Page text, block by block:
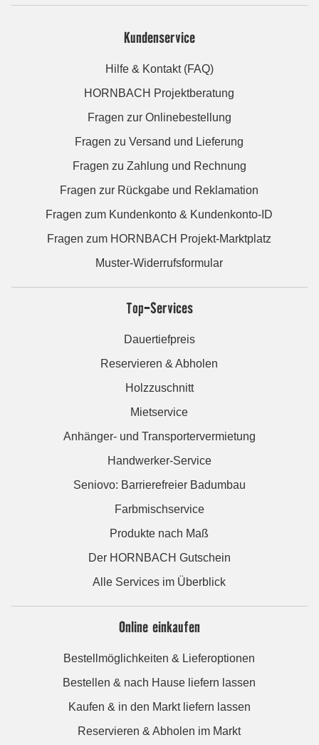
Kundenservice
Hilfe & Kontakt (FAQ)
HORNBACH Projektberatung
Fragen zur Onlinebestellung
Fragen zu Versand und Lieferung
Fragen zu Zahlung und Rechnung
Fragen zur Rückgabe und Reklamation
Fragen zum Kundenkonto & Kundenkonto-ID
Fragen zum HORNBACH Projekt-Marktplatz
Muster-Widerrufsformular
Top-Services
Dauertiefpreis
Reservieren & Abholen
Holzzuschnitt
Mietservice
Anhänger- und Transportervermietung
Handwerker-Service
Seniovo: Barrierefreier Badumbau
Farbmischservice
Produkte nach Maß
Der HORNBACH Gutschein
Alle Services im Überblick
Online einkaufen
Bestellmöglichkeiten & Lieferoptionen
Bestellen & nach Hause liefern lassen
Kaufen & in den Markt liefern lassen
Reservieren & Abholen im Markt